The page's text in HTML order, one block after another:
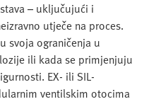
– uključujući i
utječe na proces.
svoja ograničenja u
ili kada se primjenjuju
EX- ili SIL-
ventilskim otocima